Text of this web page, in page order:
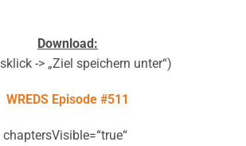
Download:
-> „Ziel speichern unter“)
WREDS Episode #511